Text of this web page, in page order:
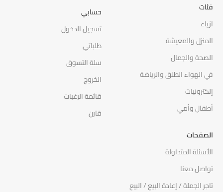
فئات
ازياء
المنزل والمعيشة
الصحة والجمال
في الهواء الطلق والرياضة
إلكترونيات
أطفال وأمي
حسابي
تسجيل الدخول
طلباتي
سلة التسوق
الخروج
قائمة الرغبات
قارن
الصفحات
الأسئلة المتداولة
تواصل معنا
تاجر الجملة / إعادة البيع / البيع